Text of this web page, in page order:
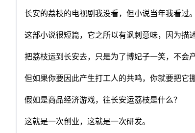
长安的荔枝的电视剧我没看，但小说当年我看过。
这部小说很短篇，它之所以有讽刺意味，因为描
把荔枝运到长安去，只是为了博妃子一笑，不会
但如果你要因此产生打工人的共鸣，你就要把它
假如是商品经济游戏，往长安运荔枝是什么？
这就是一次创业，这就是一次研发。